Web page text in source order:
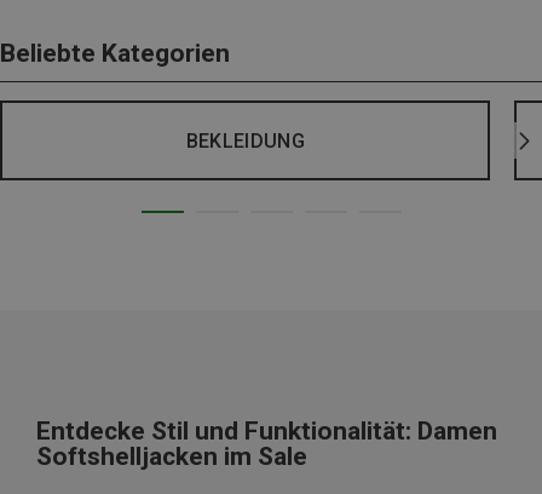
Beliebte Kategorien
BEKLEIDUNG
Entdecke Stil und Funktionalität: Damen
Softshelljacken im Sale